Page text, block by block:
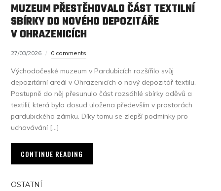
MUZEUM PŘESTĚHOVALO ČÁST TEXTILNÍ
SBÍRKY DO NOVÉHO DEPOZITÁŘE
V OHRAZENICÍCH
27/03/2026 0 comments
Východočeské muzeum v Pardubicích rozšířilo svůj
depozitární areál v Ohrazenicích o nový depozitář textilu.
Postupně do něj přesunulo část rozsáhlé sbírky oděvů a
textilií, která byla dosud uložena především v prostorách
pardubického zámku. Díky tomu se zlepší podmínky pro
uchovávání […]
CONTINUE READING
OSTATNÍ